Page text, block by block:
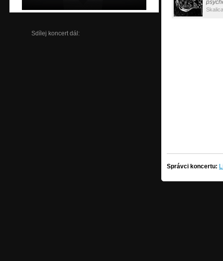
Sdílej koncert dál:
Skalica
Správci koncertu: